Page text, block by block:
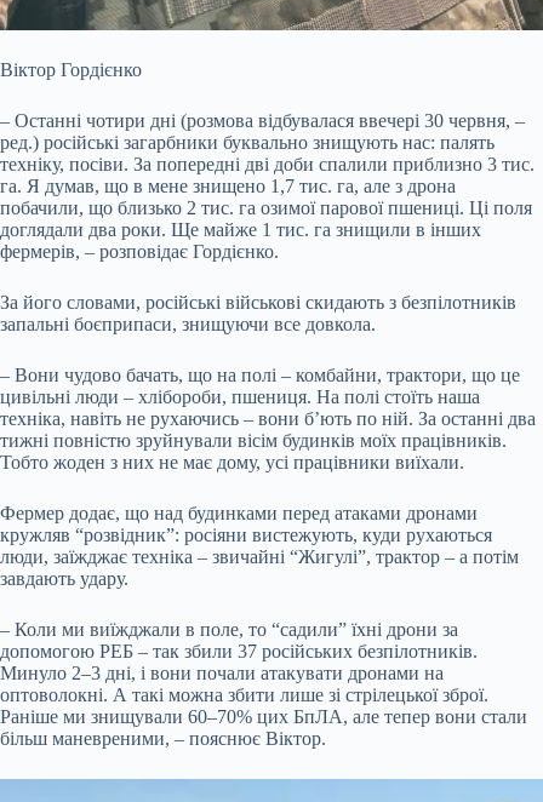
Віктор Гордієнко
– Останні чотири дні (розмова відбувалася ввечері 30 червня, –
ред.) російські загарбники буквально знищують нас: палять
техніку, посіви. За попередні дві доби спалили приблизно 3 тис.
га. Я думав, що в мене знищено 1,7 тис. га, але з дрона
побачили, що близько 2 тис. га озимої парової пшениці. Ці поля
доглядали два роки. Ще майже 1 тис. га знищили в інших
фермерів, – розповідає Гордієнко.
За його словами, російські військові скидають з безпілотників
запальні боєприпаси, знищуючи все довкола.
– Вони чудово бачать, що на полі – комбайни, трактори, що це
цивільні люди – хлібороби, пшениця. На полі стоїть наша
техніка, навіть не рухаючись – вони б’ють по ній. За останні два
тижні повністю зруйнували вісім будинків моїх працівників.
Тобто жоден з них не має дому, усі працівники виїхали.
Фермер додає, що над будинками перед атаками дронами
кружляв “розвідник”: росіяни вистежують, куди рухаються
люди, заїжджає техніка – звичайні “Жигулі”, трактор – а потім
завдають удару.
– Коли ми виїжджали в поле, то “садили” їхні дрони за
допомогою РЕБ – так збили 37 російських безпілотників.
Минуло 2–3 дні, і вони почали атакувати дронами на
оптоволокні. А такі можна збити лише зі стрілецької зброї.
Раніше ми знищували 60–70% цих БпЛА, але тепер вони стали
більш маневреними, – пояснює Віктор.